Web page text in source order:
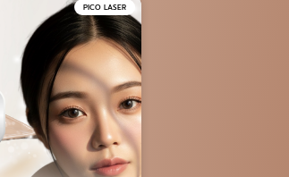
PICO LASER